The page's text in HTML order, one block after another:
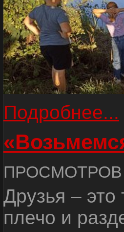
Подробнее...
ПРОСМОТРОВ
Друзья – это
плечо и